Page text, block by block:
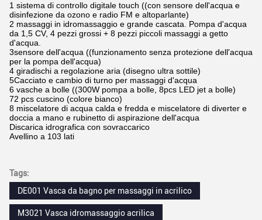
1 sistema di controllo digitale touch ((con sensore dell'acqua e
disinfezione da ozono e radio FM e altoparlante)
2 massaggi in idromassaggio e grande cascata. Pompa d'acqua
da 1,5 CV, 4 pezzi grossi + 8 pezzi piccoli massaggi a getto
d'acqua.
3sensore dell'acqua ((funzionamento senza protezione dell'acqua
per la pompa dell'acqua)
4 giradischi a regolazione aria (disegno ultra sottile)
5Cacciato e cambio di turno per massaggi d'acqua
6 vasche a bolle ((300W pompa a bolle, 8pcs LED jet a bolle)
72 pcs cuscino (colore bianco)
8 miscelatore di acqua calda e fredda e miscelatore di diverter e
doccia a mano e rubinetto di aspirazione dell'acqua
Discarica idrografica con sovraccarico
Avellino a 103 lati
Tags:
DE001 Vasca da bagno per massaggi in acrilico
M3021 Vasca idromassaggio acrilica